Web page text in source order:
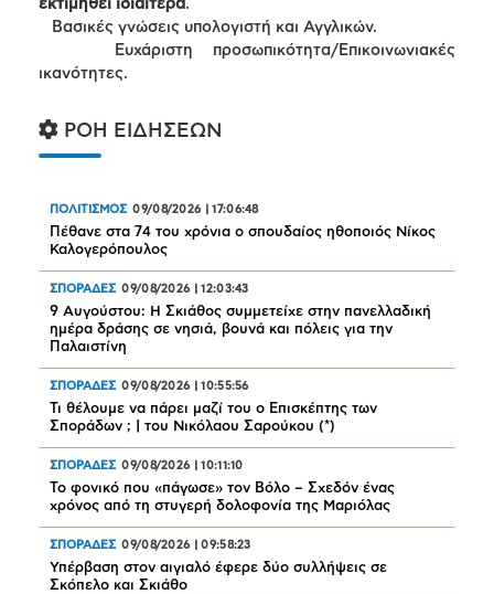
εκτιμηθεί ιδιαίτερα.
Βασικές γνώσεις υπολογιστή και Αγγλικών.
Ευχάριστη προσωπικότητα/Επικοινωνιακές
ικανότητες.
ΡΟΗ ΕΙΔΗΣΕΩΝ
ΠΟΛΙΤΙΣΜΟΣ 09/08/2026 17:06:48
Πέθανε στα 74 του χρόνια ο σπουδαίος ηθοποιός Νίκος
Καλογερόπουλος
ΣΠΟΡΑΔΕΣ 09/08/2026 12:03:43
9 Αυγούστου: Η Σκιάθος συμμετείχε στην πανελλαδική
ημέρα δράσης σε νησιά, βουνά και πόλεις για την
Παλαιστίνη
ΣΠΟΡΑΔΕΣ 09/08/2026 10:55:56
Τι θέλουμε να πάρει μαζί του ο Επισκέπτης των
Σποράδων ; | του Νικόλαου Σαρούκου (*)
ΣΠΟΡΑΔΕΣ 09/08/2026 10:11:10
Το φονικό που «πάγωσε» τον Βόλο – Σχεδόν ένας
χρόνος από τη στυγερή δολοφονία της Μαριόλας
ΣΠΟΡΑΔΕΣ 09/08/2026 09:58:23
Υπέρβαση στον αιγιαλό έφερε δύο συλλήψεις σε
Σκόπελο και Σκιάθο